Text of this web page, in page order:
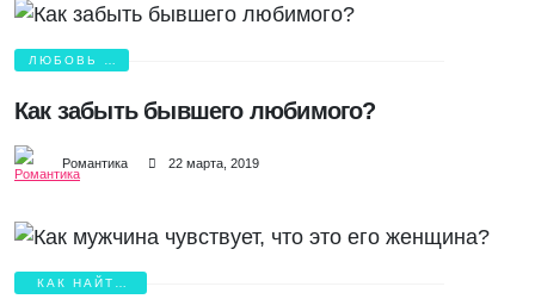
ЛЮБОВЬ И
Как забыть бывшего любимого?
Романтика 22 марта, 2019
КАК НАЙТИ